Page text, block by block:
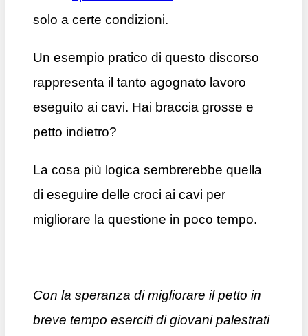
solo a certe condizioni.
Un esempio pratico di questo discorso
rappresenta il tanto agognato lavoro
eseguito ai cavi. Hai braccia grosse e
petto indietro?
La cosa più logica sembrerebbe quella
di eseguire delle croci ai cavi per
migliorare la questione in poco tempo.
Con la speranza di migliorare il petto in
breve tempo eserciti di giovani palestrati